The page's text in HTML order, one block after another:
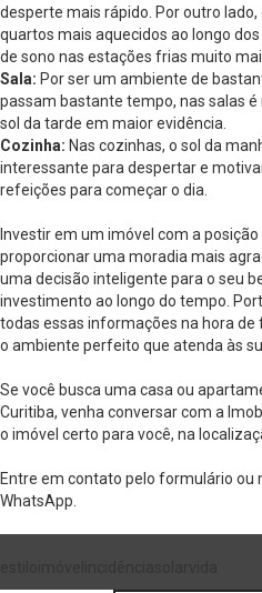
desperte mais rápido. Por outro
quartos mais aquecidos ao longo
de sono nas estações frias muito
Sala: Por ser um ambiente de
passam bastante tempo, nas salas
sol da tarde em maior evidência.
Cozinha: Nas cozinhas, o sol da
interessante para despertar e
refeições para começar o dia.
Investir em um imóvel com a
proporcionar uma moradia mais
uma decisão inteligente para o seu
investimento ao longo do tempo.
todas essas informações na hora
o ambiente perfeito que atenda às
Se você busca uma casa ou
Curitiba, venha conversar com a
o imóvel certo para você, na
Entre em contato pelo formulário
WhatsApp.